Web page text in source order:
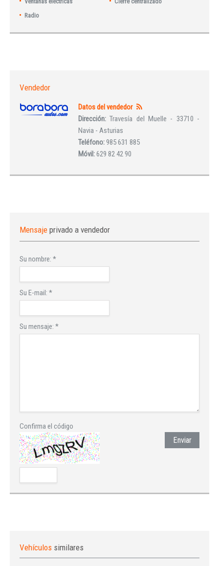
Radio
Vendedor
Datos del vendedor
Dirección:Travesía del Muelle - 33710 -
Navia - Asturias
Teléfono:985 631 885
Móvil:629 82 42 90
Mensaje privado a vendedor
Su nombre: *
Su E-mail: *
Su mensaje: *
Confirma el código
Enviar
Vehículos similares